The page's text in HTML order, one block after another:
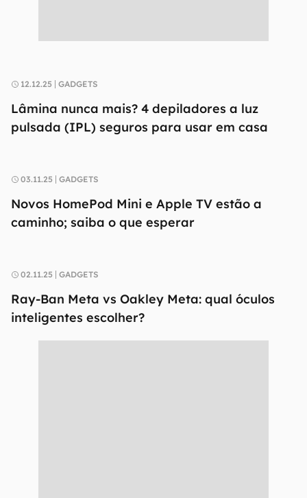
12.12.25 GADGETS
Lâmina nunca mais? 4 depiladores a luz
pulsada (IPL) seguros para usar em casa
03.11.25 GADGETS
Novos HomePod Mini e Apple TV estão a
caminho; saiba o que esperar
02.11.25 GADGETS
Ray-Ban Meta vs Oakley Meta: qual óculos
inteligentes escolher?